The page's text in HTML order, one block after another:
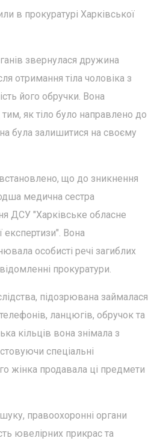
в прокуратурі Харківської
звернулася дружина
отримання тіла чоловіка з
його обручки. Вона
як тіло було направлено до
була залишитися на своєму
що до зникнення
медична сестра
ДСУ "Харківське обласне
Вона
особисті речі загиблих
прокуратури.
підозрювана займалася
ланцюгів, обручок та
кільців вона знімала з
спеціальні
жінка продавала ці предмети
правоохоронні органи
ювелірних прикрас та